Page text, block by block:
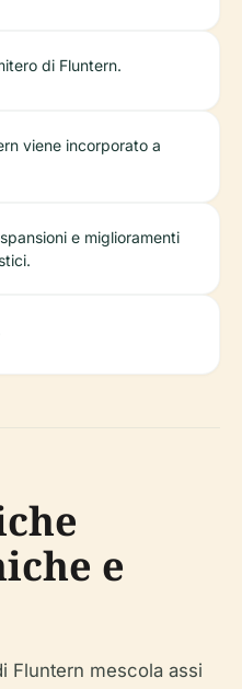
di Fluntern.
viene incorporato a
e miglioramenti
e
Fluntern mescola assi